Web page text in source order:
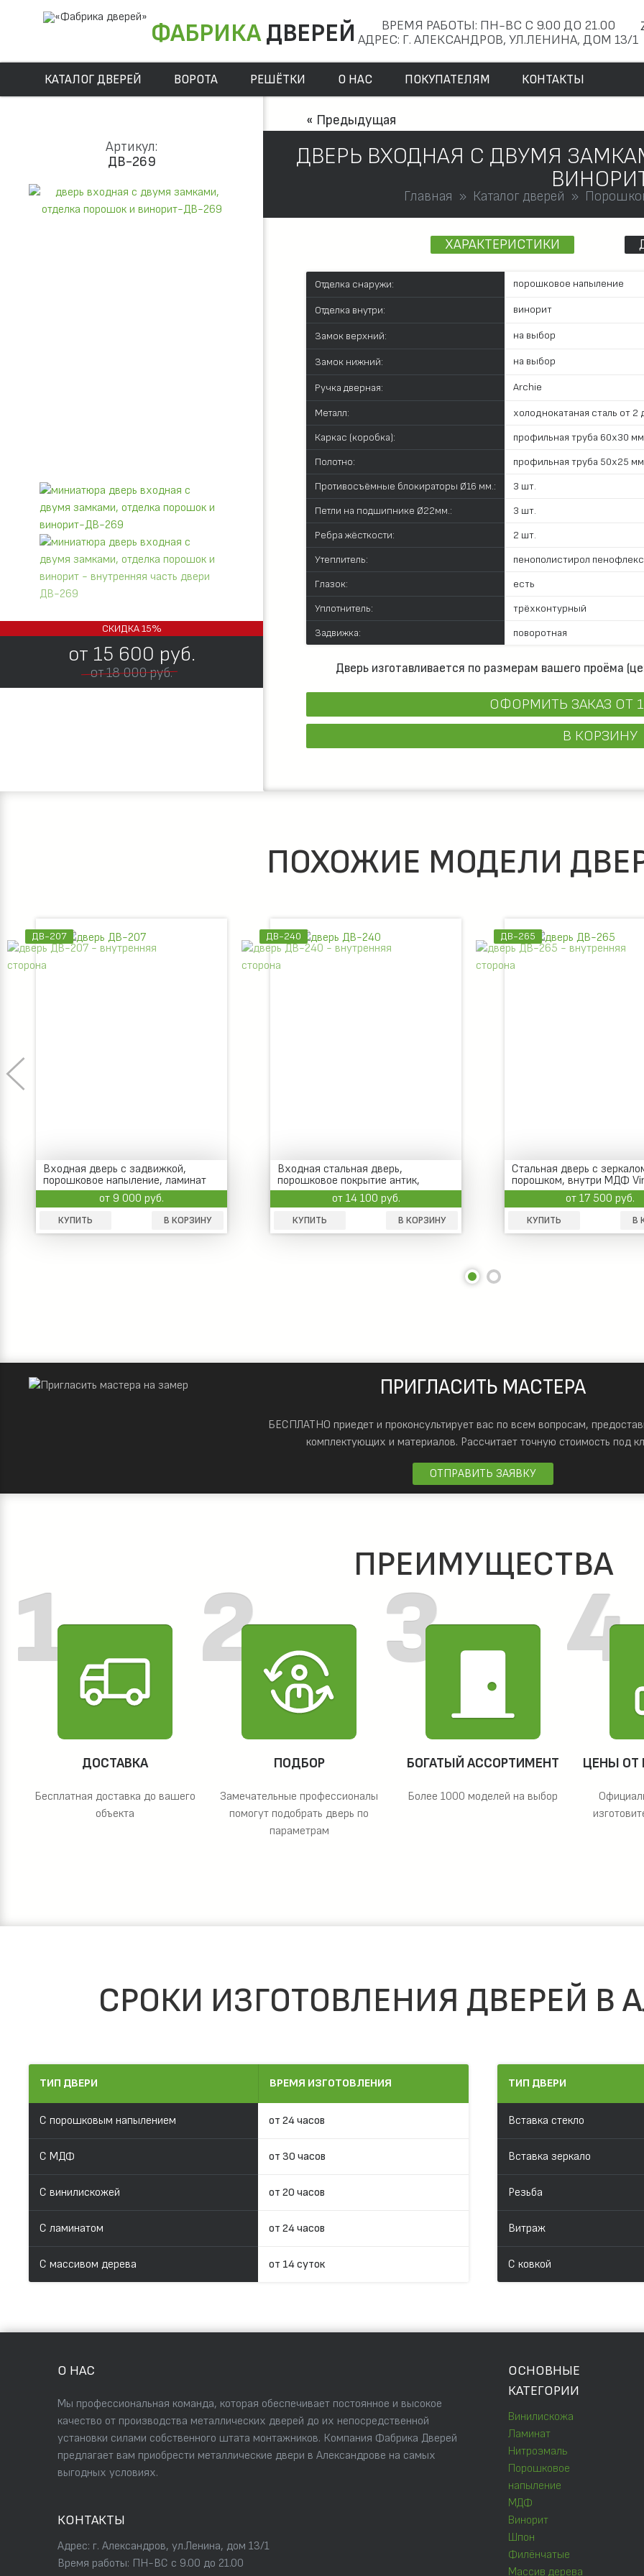
ФАБРИКАДВЕРЕЙ
ВРЕМЯ РАБОТЫ: ПН-ВС С 9.00 ДО 21.00
АДРЕС: Г. АЛЕКСАНДРОВ, УЛ.ЛЕНИНА, ДОМ 13/1
КАТАЛОГ ДВЕРЕЙ ВОРОТА РЕШЁТКИ О НАС ПОКУПАТЕЛЯМ КОНТАКТЫ
Артикул:
ДВ-269
СКИДКА15%
от 15 600 руб.
от 18 000 руб.
« Предыдущая
ДВЕРЬ ВХОДНАЯ С ДВУМЯ
Главная Каталог дверей
ХАРАКТЕРИСТИКИ
Отделка снаружи: порошковое напыление
Отделка внутри: винорит
Замок верхний: на выбор
Замок нижний: на выбор
Ручка дверная: Archie
Металл:
холоднокатаная сталь от 2
Каркас (коробка):
профильная труба 60х30
Полотно:
профильная труба 50х25
Противосъёмные блокираторы Ø16 мм.:
3 шт.
Петли на подшипнике Ø22мм.:
3 шт.
Ребра жёсткости:
2 шт.
Утеплитель:
пенополистирол пенофлекс
Глазок:
есть
Уплотнитель:
трёхконтурный
Задвижка:
поворотная
Дверь изготавливается по размерам вашего проёма
ОФОРМИТЬ ЗАКАЗ ОТ
В КОРЗИНУ
ПОХОЖИЕ МОДЕЛИ
ДВ-240
Входная стальная дверь,
порошковое покрытие антик,
внутри МДФот 14 100 руб.
КУПИТЬ В КОРЗИНУ
ДВ-265
Стальная дверь с зеркалом, окрас
порошком, внутри МДФ Vinorit
от 17 500 руб.
КУПИТЬ В КОРЗИНУ
ДВ-210
Металлическая дверь с
порошковым напылением
от 11 500 руб.
КУПИТЬ В
ПРИГЛАСИТЬ МАСТЕРА
БЕСПЛАТНО приедет и проконсультирует вас по всем вопросам,
комплектующих и материалов. Рассчитает точную стоимость под
ОТПРАВИТЬ ЗАЯВКУ
ПРЕИМУЩЕСТВА
ДОСТАВКА
Бесплатная доставка до вашего
объекта
ПОДБОР
Замечательные профессионалы
помогут подобрать дверь по
параметрам
БОГАТЫЙ АССОРТИМЕНТ
Более 1000 моделей на выбор
ЦЕНЫ ОТ
СРОКИ ИЗГОТОВЛЕНИЯ ДВЕРЕЙ В
ТИП ДВЕРИ ВРЕМЯ ИЗГОТОВЛЕНИЯ
С порошковым напылением от 24 часов
С МДФ от 30 часов
С винилискожей от 20 часов
С ламинатом от 24 часов
С массивом дерева от 14 суток
ТИП ДВЕРИ
Вставка стекло
Вставка зеркало
Резьба
Витраж
С ковкой
О НАС
Мы профессиональная команда, которая обеспечивает постоянное и высокое
качество от производства металлических дверей до их непосредственной
установки силами собственного штата монтажников. Компания Фабрика Дверей
предлагает вам приобрести металлические двери в Александрове на самых
выгодных условиях.
КОНТАКТЫ
Адрес: г. Александров, ул.Ленина, дом 13/1
Время работы: ПН-ВС с 9.00 до 21.00
ОСНОВНЫЕ
КАТЕГОРИИ
Винилискожа
Ламинат
Нитроэмаль
Порошковое
напыление
МДФ
Винорит
Шпон
Филёнчатые
Массив дерева